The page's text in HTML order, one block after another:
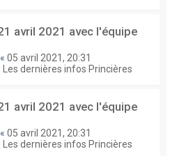
avril 2021 avec l'équipe
« 05 avril 2021, 20:31
Les dernières infos Princières
avril 2021 avec l'équipe
« 05 avril 2021, 20:31
Les dernières infos Princières